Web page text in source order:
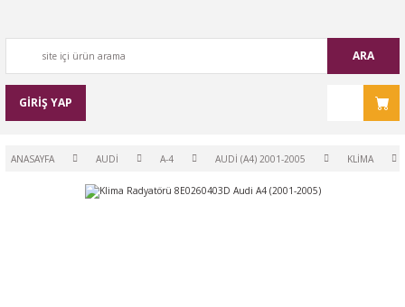
ARA
GİRİŞ YAP
ANASAYFA AUDİ A-4 AUDİ (A4) 2001-2005 KLİMA